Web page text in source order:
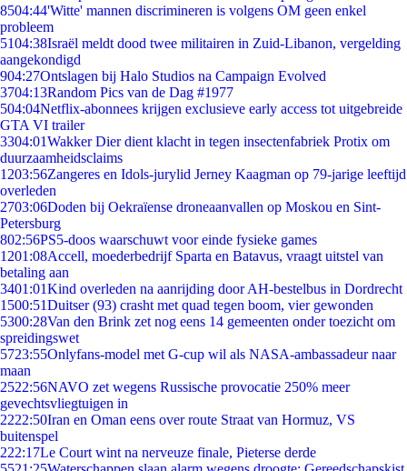
8504:44'Witte' mannen discrimineren is volgens OM geen enkel
probleem
5104:38Israël meldt dood twee militairen in Zuid-Libanon, vergelding
aangekondigd
904:27Ontslagen bij Halo Studios na Campaign Evolved
3704:13Random Pics van de Dag #1977
504:04Netflix-abonnees krijgen exclusieve early access tot uitgebreide
GTA VI trailer
3304:01Wakker Dier dient klacht in tegen insectenfabriek Protix om
duurzaamheidsclaims
1203:56Zangeres en Idols-jurylid Jerney Kaagman op 79-jarige leeftijd
overleden
2703:06Doden bij Oekraïense droneaanvallen op Moskou en Sint-
Petersburg
802:56PS5-doos waarschuwt voor einde fysieke games
1201:08Accell, moederbedrijf Sparta en Batavus, vraagt uitstel van
betaling aan
3401:01Kind overleden na aanrijding door AH-bestelbus in Dordrecht
1500:51Duitser (93) crasht met quad tegen boom, vier gewonden
5300:28Van den Brink zet nog eens 14 gemeenten onder toezicht om
spreidingswet
5723:55Onlyfans-model met G-cup wil als NASA-ambassadeur naar
maan
2522:56NAVO zet wegens Russische provocatie 250% meer
gevechtsvliegtuigen in
2222:50Iran en Oman eens over route Straat van Hormuz, VS
buitenspel
222:17Le Court wint na nerveuze finale, Pieterse derde